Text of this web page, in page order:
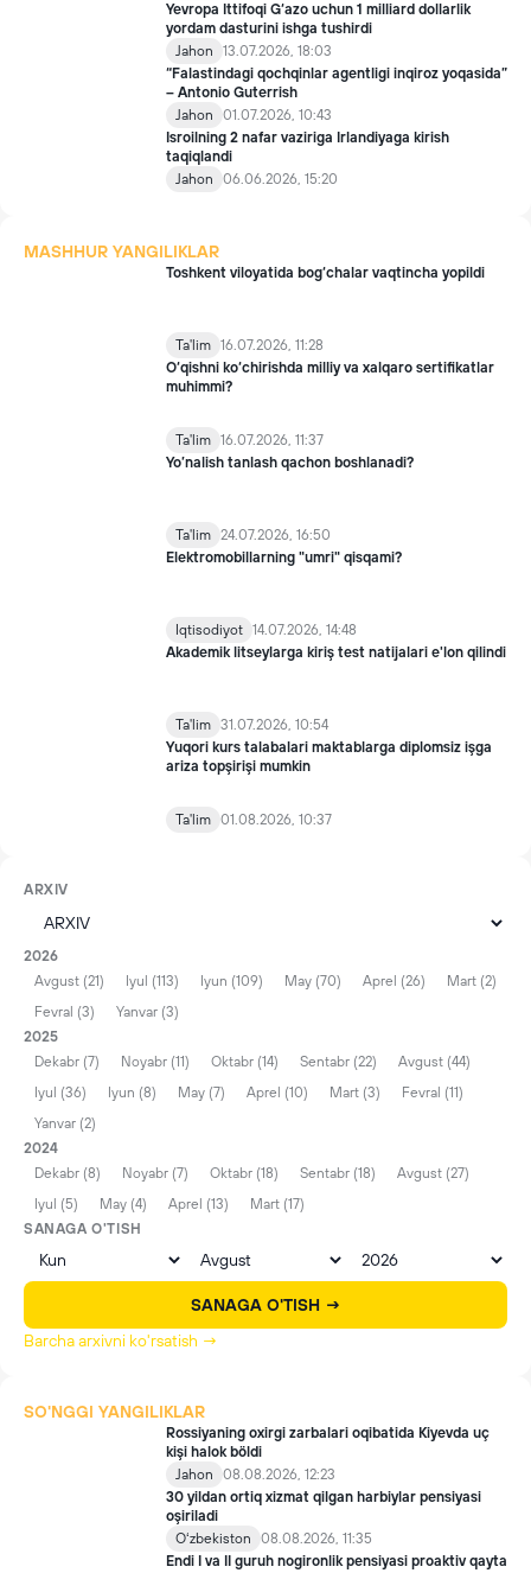
Yevropa Ittifoqi G‘azo uchun 1 milliard dollarlik
yordam dasturini ishga tushirdi
Jahon
13.07.2026, 18:03
“Falastindagi qochqinlar agentligi inqiroz yoqasida”
– Antonio Guterrish
Jahon
01.07.2026, 10:43
Isroilning 2 nafar vaziriga Irlandiyaga kirish
taqiqlandi
Jahon
06.06.2026, 15:20
MASHHUR YANGILIKLAR
Toshkent viloyatida bog‘chalar vaqtincha yopildi
Ta'lim 16.07.2026, 11:28
O‘qishni ko‘chirishda milliy va xalqaro sertifikatlar
muhimmi?
Ta'lim 16.07.2026, 11:37
Yo’nalish tanlash qachon boshlanadi?
Ta'lim 24.07.2026, 16:50
Elektromobillarning "umri" qisqami?
Iqtisodiyot 14.07.2026, 14:48
Akademik litseylarga kiriş test natijalari e'lon qilindi
Ta'lim 31.07.2026, 10:54
Yuqori kurs talabalari maktablarga diplomsiz işga
ariza topşirişi mumkin
Ta'lim 01.08.2026, 10:37
ARXIV
2026
Avgust (21)
Iyul (113) Iyun (109) May (70) Aprel (26)
Mart (2)
Fevral (3)
Yanvar (3)
2025
Dekabr (7)
Noyabr (11) Oktabr (14) Sentabr (22)
Avgust (44)
Iyul (36)
Iyun (8) May (7) Aprel (10) Mart (3)
Fevral (11)
Yanvar (2)
2024
Dekabr (8)
Noyabr (7) Oktabr (18) Sentabr (18)
Avgust (27)
Iyul (5)
May (4) Aprel (13)
Mart (17)
SANAGA O'TISH
SANAGA O'TISH →
Barcha arxivni ko'rsatish →
SO'NGGI YANGILIKLAR
Rossiyaning oxirgi zarbalari oqibatida Kiyevda uç
kişi halok böldi
Jahon
08.08.2026, 12:23
30 yildan ortiq xizmat qilgan harbiylar pensiyasi
oşiriladi
Oʻzbekiston
08.08.2026, 11:35
Endi I va II guruh nogironlik pensiyasi proaktiv qayta